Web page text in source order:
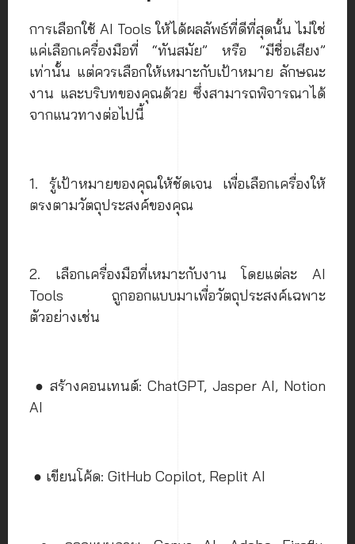
การเลือกใช้ AI Tools ให้ได้ผลลัพธ์ที่ดีที่สุดนั้น ไม่ใช่
แค่เลือกเครื่องมือที่ “ทันสมัย” หรือ “มีชื่อเสียง”
เท่านั้น แต่ควรเลือกให้เหมาะกับเป้าหมาย ลักษณะ
งาน และบริบทของคุณด้วย ซึ่งสามารถพิจารณาได้
จากแนวทางต่อไปนี้
1. รู้เป้าหมายของคุณให้ชัดเจน เพื่อเลือกเครื่องให้
ตรงตามวัตถุประสงค์ของคุณ
2. เลือกเครื่องมือที่เหมาะกับงาน โดยแต่ละ AI
Tools ถูกออกแบบมาเพื่อวัตถุประสงค์เฉพาะ
ตัวอย่างเช่น
● สร้างคอนเทนต์: ChatGPT, Jasper AI, Notion
AI
● เขียนโค้ด: GitHub Copilot, Replit AI